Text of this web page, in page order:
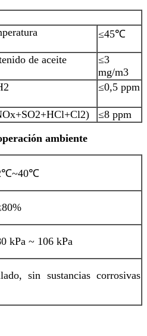
≤45℃
de aceite
≤3
mg/m3
≤0,5 ppm
≤8 ppm
ambiente
kPa ~ 106 kPa
sin sustancias corrosivas